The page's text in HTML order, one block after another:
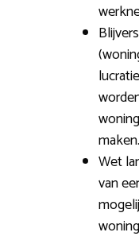
maken.
Wet
van